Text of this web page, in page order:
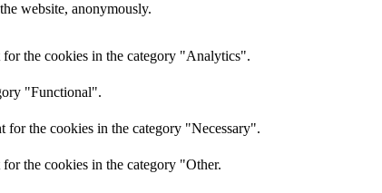
website, anonymously.
the cookies in the category "Analytics".
"Functional".
for the cookies in the category "Necessary".
the cookies in the category "Other.